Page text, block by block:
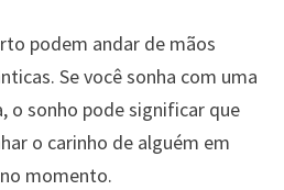
podem andar de mãos
Se você sonha com uma
o sonho pode significar que
o carinho de alguém em
momento.